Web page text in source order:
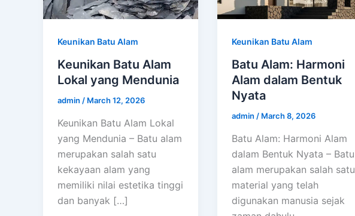
Keunikan Batu Alam
Keunikan Batu Alam
Lokal yang Mendunia
admin / March 12, 2026
Keunikan Batu Alam Lokal
yang Mendunia – Batu alam
merupakan salah satu
kekayaan alam yang
memiliki nilai estetika tinggi
dan banyak […]
Keunikan Batu Alam
Batu Alam: Harmoni
Alam dalam Bentuk
Nyata
admin / March 8, 2026
Batu Alam: Harmoni Alam
dalam Bentuk Nyata – Batu
alam merupakan salah satu
material yang telah
digunakan manusia sejak